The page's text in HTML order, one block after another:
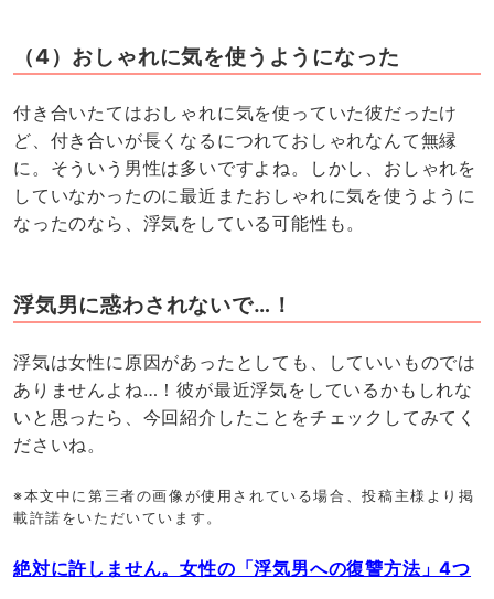
（4）おしゃれに気を使うようになった
付き合いたてはおしゃれに気を使っていた彼だったけ
ど、付き合いが長くなるにつれておしゃれなんて無縁
に。そういう男性は多いですよね。しかし、おしゃれを
していなかったのに最近またおしゃれに気を使うように
なったのなら、浮気をしている可能性も。
浮気男に惑わされないで…！
浮気は女性に原因があったとしても、していいものでは
ありませんよね…！彼が最近浮気をしているかもしれな
いと思ったら、今回紹介したことをチェックしてみてく
ださいね。
※本文中に第三者の画像が使用されている場合、投稿主様より掲
載許諾をいただいています。
絶対に許しません。女性の「浮気男への復讐方法」4つ